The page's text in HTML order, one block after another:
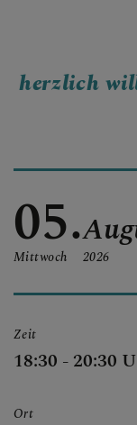
G
herzlich
05.
Mittwoch 2026
Zeit
18:30 - 20:30
Ort